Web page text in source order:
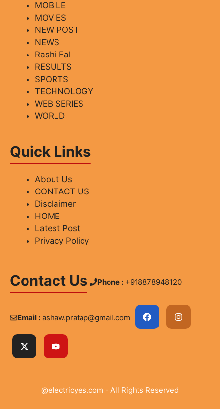
MOBILE
MOVIES
NEW POST
NEWS
Rashi Fal
RESULTS
SPORTS
TECHNOLOGY
WEB SERIES
WORLD
Quick Links
About Us
CONTACT US
Disclaimer
HOME
Latest Post
Privacy Policy
Contact Us Phone : +918878948120
Email : ashaw.pratap@gmail.com
@electricyes.com - All Rights Reserved